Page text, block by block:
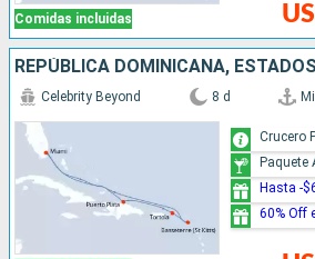
Comidas incluidas
Celebrity Beyond 8 d
Crucero
Paquete
Hasta -
60% Off